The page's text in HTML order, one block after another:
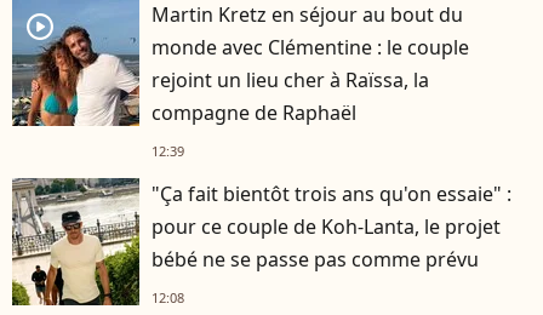
player2
Martin Kretz en séjour au bout du
monde avec Clémentine : le couple
rejoint un lieu cher à Raïssa, la
compagne de Raphaël
12:39
"Ça fait bientôt trois ans qu'on essaie" :
pour ce couple de Koh-Lanta, le projet
bébé ne se passe pas comme prévu
12:08